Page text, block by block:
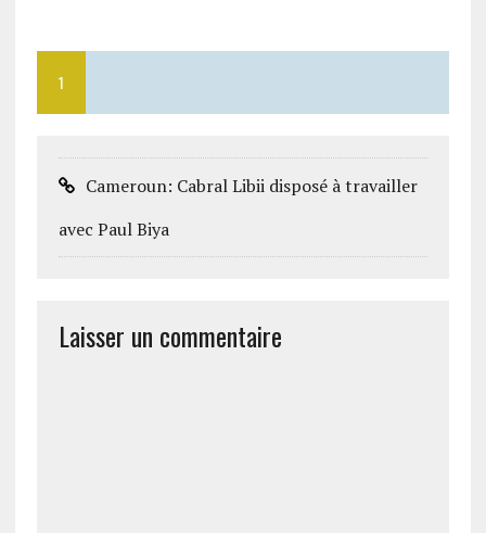
1
Cameroun: Cabral Libii disposé à travailler
avec Paul Biya
Laisser un commentaire